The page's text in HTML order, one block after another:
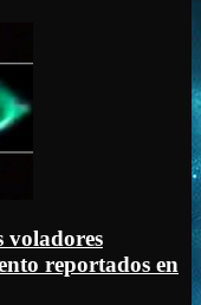
voladores
reportados en